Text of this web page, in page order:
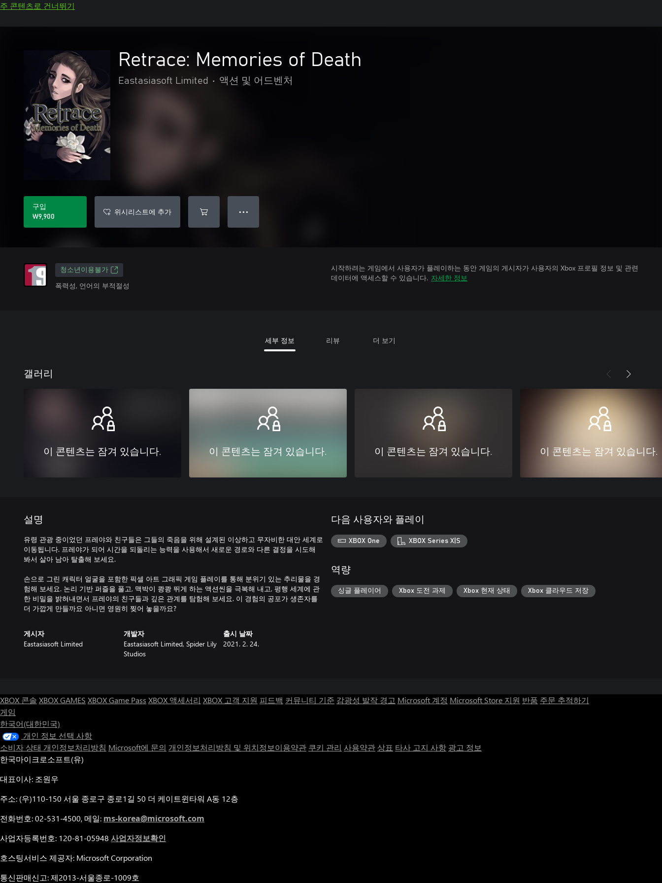
주 콘텐츠로 건너뛰기
Retrace: Memories of Death
Eastasiasoft Limited • 액션 및 어드벤처
구입
₩9,900
위시리스트에 추가 ● ● ●
청소년이용불가
폭력성, 언어의 부적절성
시작하려는 게임에서 사용자가 플레이하는 동안 게임의 게시자가 사용자의 Xbox 프로필 정보 및 관련
데이터에 액세스할 수 있습니다. 자세한 정보
세부 정보 리뷰 더 보기
갤러리
이 콘텐츠는 잠겨 있습니다. 이 콘텐츠는 잠겨 있습니다. 이 콘텐츠는 잠겨 있습니다. 이 콘텐츠는 잠겨 있습니다.
설명
유령 관광 중이었던 프레야와 친구들은 그들의 죽음을 위해 설계된 이상하고 무자비한 대안 세계로
이동됩니다. 프레야가 되어 시간을 되돌리는 능력을 사용해서 새로운 경로와 다른 결정을 시도해
봐서 살아 남아 탈출해 보세요.
손으로 그린 캐릭터 얼굴을 포함한 픽셀 아트 그래픽 게임 플레이를 통해 분위기 있는 추리물을 경
험해 보세요. 논리 기반 퍼즐을 풀고, 맥박이 쾅쾅 뛰게 하는 액션씬을 극복해 내고, 평행 세계에 관
한 비밀을 밝혀내면서 프레야의 친구들과 깊은 관계를 탐험해 보세요. 이 경험의 공포가 생존자를
더 가깝게 만들까요 아니면 영원히 찢어 놓을까요?
게시자
Eastasiasoft Limited
개발자
Eastasiasoft Limited, Spider Lily
Studios
출시 날짜
2021. 2. 24.
다음 사용자와 플레이
XBOX One XBOX Series X|S
역량
싱글 플레이어 Xbox 도전 과제 Xbox 현재 상태 Xbox 클라우드 저장
XBOX 콘솔 XBOX GAMES XBOX Game Pass XBOX 액세서리 XBOX 고객 지원 피드백 커뮤니티 기준 감광성 발작 경고 Microsoft 계정 Microsoft Store 지원 반품 주문 추적하기
게임
한국어(대한민국)
개인 정보 선택 사항
소비자 상태 개인정보처리방침 Microsoft에 문의 개인정보처리방침 및 위치정보이용약관 쿠키 관리 사용약관 상표 타사 고지 사항 광고 정보
한국마이크로소프트(유)
대표이사: 조원우
주소: (우)110-150 서울 종로구 종로1길 50 더 케이트윈타워 A동 12층
전화번호: 02-531-4500, 메일: ms-korea@microsoft.com
사업자등록번호: 120-81-05948 사업자정보확인
호스팅서비스 제공자: Microsoft Corporation
통신판매신고: 제2013-서울종로-1009호